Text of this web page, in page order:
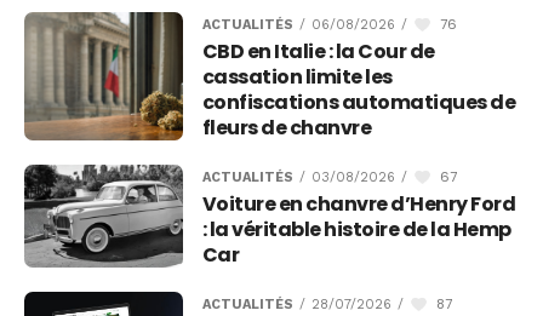
ACTUALITÉS / 06/08/2026 / 76
CBD en Italie : la Cour de
cassation limite les
confiscations automatiques de
fleurs de chanvre
ACTUALITÉS / 03/08/2026 / 67
Voiture en chanvre d’Henry Ford
: la véritable histoire de la Hemp
Car
ACTUALITÉS / 28/07/2026 / 87